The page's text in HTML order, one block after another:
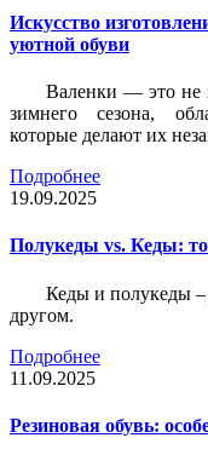
Искусство
уютной обуви
Валенки — это не
зимнего сезона,
которые делают их
Подробнее
19.09.2025
Полукеды vs. Кеды:
Кеды и полукеды –
другом.
Подробнее
11.09.2025
Резиновая обувь: